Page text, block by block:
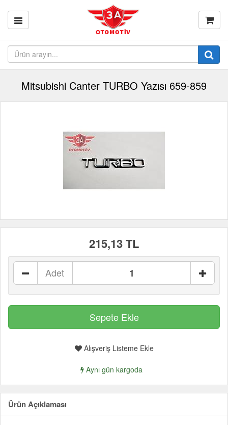
Mitsubishi Canter TURBO Yazısı 659-859
215,13 TL
Adet
Alışveriş Listeme Ekle
Aynı gün kargoda
Ürün Açıklaması